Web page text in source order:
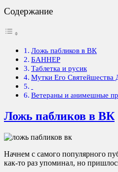
Содержание
Ложь пабликов в ВК
БАННЕР
Таблетка и русик
Мутки Его Святейшества
Ветераны и анимешные
Ложь пабликов в ВК
Начнем с самого популярного
как-то раз упоминал, но